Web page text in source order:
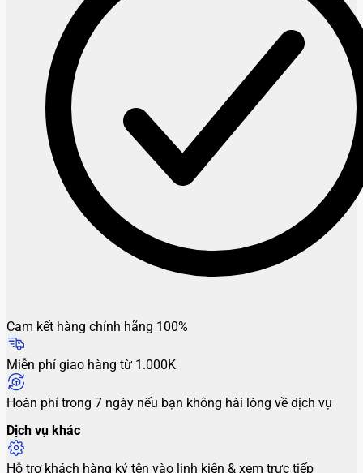
Cam kết hàng chính hãng 100%
Miễn phí giao hàng từ 1.000K
Hoàn phí trong 7 ngày nếu bạn không hài lòng về dịch vụ
Dịch vụ khác
Hỗ trợ khách hàng ký tên vào linh kiện & xem trực tiếp